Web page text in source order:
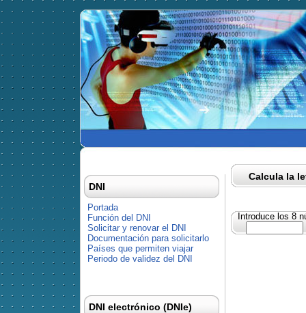
Calcula la
Introduce los 8
DNI
Portada
Función del DNI
Solicitar y renovar el DNI
Documentación para solicitarlo
Países que permiten viajar
Periodo de validez del DNI
DNI electrónico (DNIe)